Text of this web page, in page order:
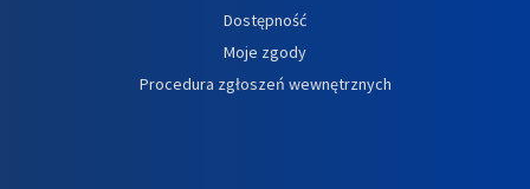
Dostępność
Moje zgody
Procedura zgłoszeń wewnętrznych